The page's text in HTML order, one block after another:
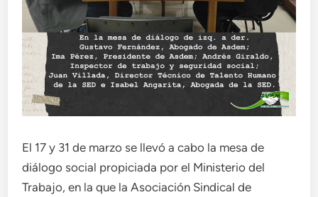
El 17 y 31 de marzo se llevó a cabo la mesa de
diálogo social propiciada por el Ministerio del
Trabajo, en la que la Asociación Sindical de